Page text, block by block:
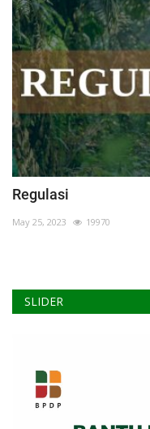
Regulasi
May 25, 2023 19970
SLIDER